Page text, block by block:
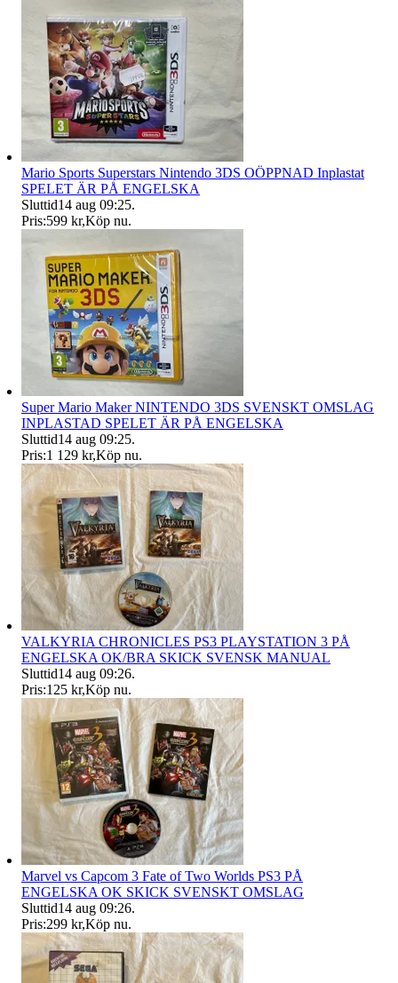
Mario Sports Superstars Nintendo 3DS OÖPPNAD Inplastat
SPELET ÄR PÅ ENGELSKA
Sluttid14 aug 09:25.
Pris:599 kr,Köp nu.
Super Mario Maker NINTENDO 3DS SVENSKT OMSLAG
INPLASTAD SPELET ÄR PÅ ENGELSKA
Sluttid14 aug 09:25.
Pris:1 129 kr,Köp nu.
VALKYRIA CHRONICLES PS3 PLAYSTATION 3 PÅ
ENGELSKA OK/BRA SKICK SVENSK MANUAL
Sluttid14 aug 09:26.
Pris:125 kr,Köp nu.
Marvel vs Capcom 3 Fate of Two Worlds PS3 PÅ
ENGELSKA OK SKICK SVENSKT OMSLAG
Sluttid14 aug 09:26.
Pris:299 kr,Köp nu.